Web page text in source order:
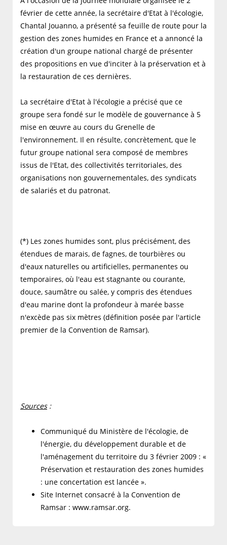
février de cette année, la secrétaire d'Etat à l'écologie,
Chantal Jouanno, a présenté sa feuille de route pour la
gestion des zones humides en France et a annoncé la
création d'un groupe national chargé de présenter
des propositions en vue d'inciter à la préservation et à
la restauration de ces dernières.
La secrétaire d'Etat à l'écologie a précisé que ce
groupe sera fondé sur le modèle de gouvernance à 5
mise en œuvre au cours du Grenelle de
l'environnement. Il en résulte, concrètement, que le
futur groupe national sera composé de membres
issus de l'Etat, des collectivités territoriales, des
organisations non gouvernementales, des syndicats
de salariés et du patronat.
(*) Les zones humides sont, plus précisément, des
étendues de marais, de fagnes, de tourbières ou
d'eaux naturelles ou artificielles, permanentes ou
temporaires, où l'eau est stagnante ou courante,
douce, saumâtre ou salée, y compris des étendues
d'eau marine dont la profondeur à marée basse
n'excède pas six mètres (définition posée par l'article
premier de la Convention de Ramsar).
Sources:
Communiqué du Ministère de l'écologie, de
l'énergie, du développement durable et de
l'aménagement du territoire du 3 février 2009 : «
Préservation et restauration des zones humides
: une concertation est lancée ».
Site Internet consacré à la Convention de
Ramsar : www.ramsar.org.